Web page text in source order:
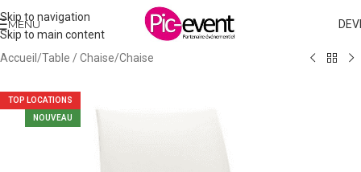
Skip to navigation
Skip to main content
MENU
Accueil /Table / Chaise/Chaise
TOP LOCATIONS
NOUVEAU